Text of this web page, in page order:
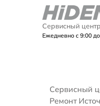
Сервисный
Ежедневно с 9:00
Сервисный
Ремонт